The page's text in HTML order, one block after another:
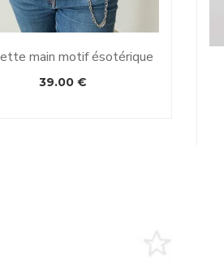
main motif ésotérique
39.00 €